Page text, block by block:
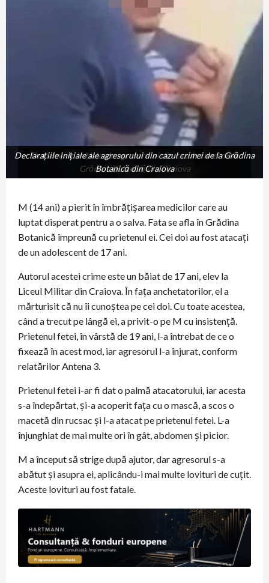
Declarațiile inițiale ale agresorului din cazul crimei de la
Grădina Botanică din Craiova
Declarațiile inițiale ale agresorului din cazul crimei de la Grădina
Botanică din Craiova
M (14 ani) a pierit în îmbrățișarea medicilor care au
luptat disperat pentru a o salva. Fata se afla în Grădina
Botanică împreună cu prietenul ei. Cei doi au fost atacați
de un adolescent de 17 ani.
Autorul acestei crime este un băiat de 17 ani, elev la
Liceul Militar din Craiova. În fața anchetatorilor, el a
mărturisit că nu îi cunoștea pe cei doi. Cu toate acestea,
când a trecut pe lângă ei, a privit-o pe M cu insistență.
Prietenul fetei, în vârstă de 19 ani, l-a întrebat de ce o
fixează în acest mod, iar agresorul l-a înjurat, conform
relatărilor Antena 3.
Prietenul fetei i-ar fi dat o palmă atacatorului, iar acesta
s-a îndepărtat, și-a acoperit fața cu o mască, a scos o
macetă din rucsac și l-a atacat pe prietenul fetei. L-a
înjunghiat de mai multe ori în gât, abdomen și picior.
M a început să strige după ajutor, dar agresorul s-a
abătut și asupra ei, aplicându-i mai multe lovituri de cuțit.
Aceste lovituri au fost fatale.